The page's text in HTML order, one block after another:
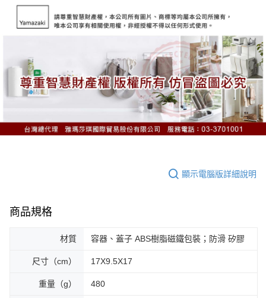
顯示電腦版詳細說明
商品規格
材質 容器、蓋子 ABS樹脂磁鐵包裝；防滑 矽膠
尺寸（cm） 17X9.5X17
重量（g） 480